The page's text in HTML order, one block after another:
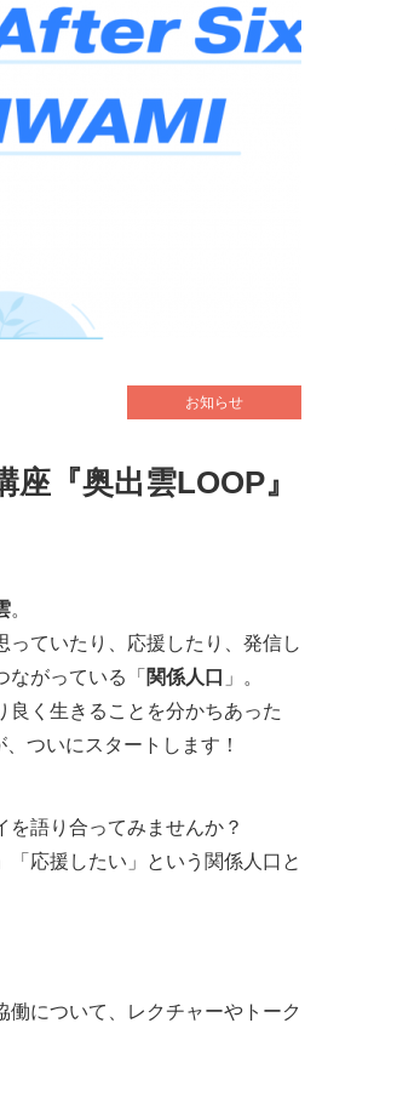
お知らせ
『奥出雲LOOP』
。
ていたり、応援したり、発信し
がっている「 関係人口 」。
良く生きることを分かちあった
、ついにスタートします！
語り合ってみませんか？
応援したい」という関係人口と
について、レクチャーやトーク